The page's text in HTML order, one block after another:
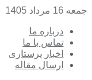
جمعه 16 مرداد 1405
درباره ما
تماس با ما
اخبار پرستاری
ارسال مقاله